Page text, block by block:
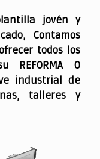
jovén y
Contamos
todos los
REFORMA O
industrial de
talleres y